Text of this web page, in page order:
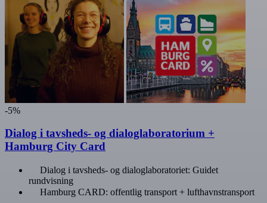
-5%
Dialog i tavsheds- og dialoglaboratorium +
Hamburg City Card
Dialog i tavsheds- og dialoglaboratoriet: Guidet
rundvisning
Hamburg CARD: offentlig transport + lufthavnstransport